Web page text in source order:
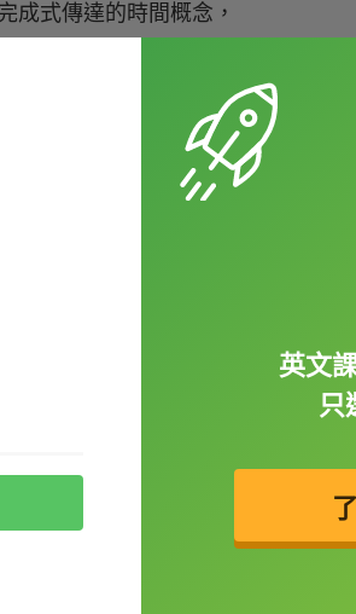
成式傳達的時間概念，
all over the world.
）
示從過去持續到現在的動
行式＝完成進行式？！
帽。）
的變化
英文
只